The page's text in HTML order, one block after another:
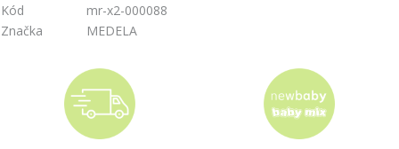
Kód
mr-x2-000088
Značka
MEDELA